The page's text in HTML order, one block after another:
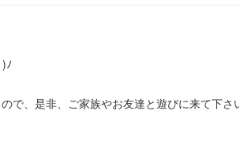
ﾉ
で、是非、ご家族やお友達と遊びに来て下さ